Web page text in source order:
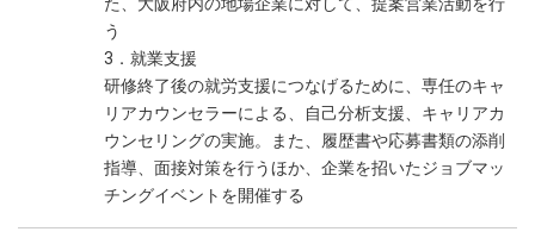
う
3．就業支援
研修終了後の就労支援につなげるために、専任のキャ
リアカウンセラーによる、自己分析支援、キャリアカ
ウンセリングの実施。また、履歴書や応募書類の添削
指導、面接対策を行うほか、企業を招いたジョブマッ
チングイベントを開催する